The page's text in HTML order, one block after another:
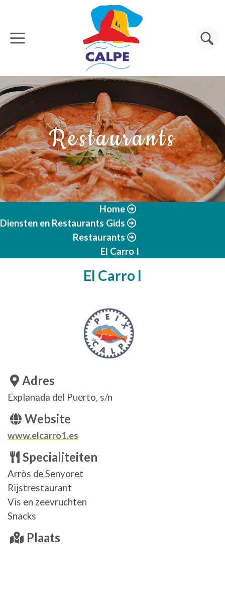
Overslaan en naar de inhoud gaan
Zoeken
Restaurants
Home
Diensten en Restaurants Gids
Restaurants
El Carro I
El Carro I
Adres
Explanada del Puerto, s/n
Website
www.elcarro1.es
Specialiteiten
Arròs de Senyoret
Rijstrestaurant
Vis en zeevruchten
Snacks
Plaats